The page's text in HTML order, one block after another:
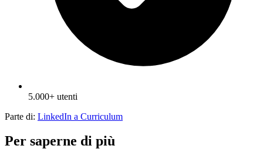
5.000+ utenti
Parte di: LinkedIn a Curriculum
Per saperne di più